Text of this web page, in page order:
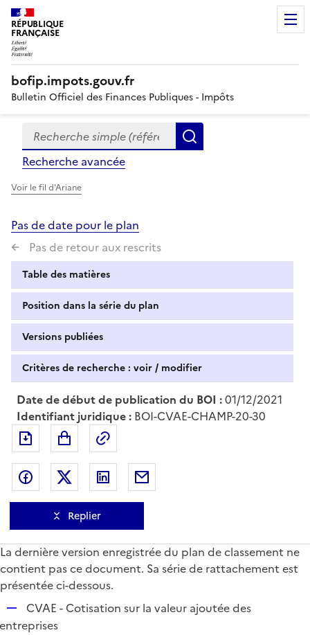
RÉPUBLIQUE
FRANÇAISE
bofip.impots.gouv.fr
Bulletin Officiel des Finances Publiques - Impôts
Formulaire
de
recherche
Recherche simple (références, mots clés, partie du
Recherche avancée
Voir le fil d'Ariane
Pas de date pour le plan
Pas de retour aux rescrits
Table des matières
Position dans la série du plan
Versions publiées
Critères de recherche : voir / modifier
Date de début de publication du BOI :01/12/2021
Identifiant juridique : BOI-CVAE-CHAMP-20-30
Exporter le document au format pdf
Partager sur Facebook
Partager sur Twitter
Partager sur LinkedIn
Replier
La dernière version enregistrée du plan de classement ne
contient pas ce document. Sa série de rattachement est
présentée ci-dessous.
e
CVAE - Cotisation sur la valeur ajoutée des
entreprises